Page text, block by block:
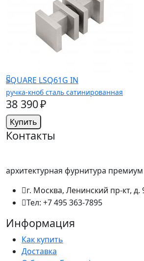
SQUARE LSQ61G IN
ручка-кноб сталь сатинированная
38 390 ₽
Купить
Контакты
архитектурная фурнитура премиум
г. Москва, Ленинский пр-кт, д.
Тел: +7 495 363-7895
Информация
Как купить
Доставка